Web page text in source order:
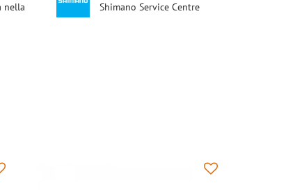
nella
Shimano Service Centre